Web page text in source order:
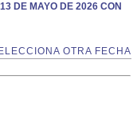
DE MAYO DE 2026 CON
OTRA FECHA